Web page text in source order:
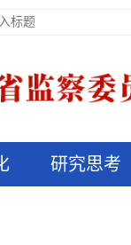
研究思考